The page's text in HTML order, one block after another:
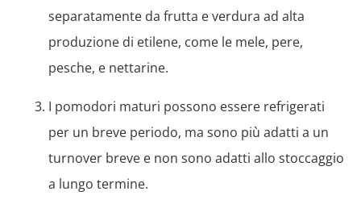
separatamente da frutta e verdura ad alta
produzione di etilene, come le mele, pere,
pesche, e nettarine.
I pomodori maturi possono essere refrigerati
per un breve periodo, ma sono più adatti a un
turnover breve e non sono adatti allo stoccaggio
a lungo termine.